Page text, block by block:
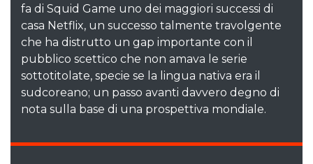
fa di Squid Game uno dei maggiori successi di
casa Netflix, un successo talmente travolgente
che ha distrutto un gap importante con il
pubblico scettico che non amava le serie
sottotitolate, specie se la lingua nativa era il
sudcoreano; un passo avanti davvero degno di
nota sulla base di una prospettiva mondiale.